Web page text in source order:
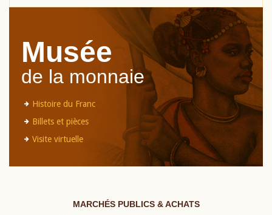
Musée
de la monnaie
Histoire du Franc
Billets et pièces
Visite virtuelle
MARCHÉS PUBLICS & ACHATS